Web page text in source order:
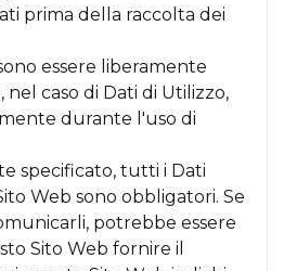
prima della raccolta dei
essere liberamente
caso di Dati di Utilizzo,
durante l'uso di
specificato, tutti i Dati
Web sono obbligatori. Se
potrebbe essere
Sito Web fornire il